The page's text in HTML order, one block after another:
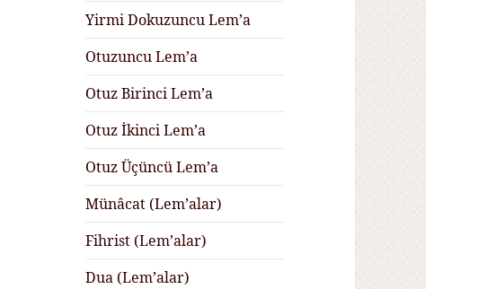
Yirmi Dokuzuncu Lem’a
Otuzuncu Lem’a
Otuz Birinci Lem’a
Otuz İkinci Lem’a
Otuz Üçüncü Lem’a
Münâcat (Lem’alar)
Fihrist (Lem’alar)
Dua (Lem’alar)